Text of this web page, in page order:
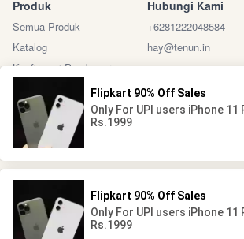
Produk
Semua Produk
Katalog
Konfirmasi Pembayaran
Hubungi Kami
+6281222048584
hay@tenun.in
Sosial Media Marketplace
@ 2024 - Tenun Indonesia